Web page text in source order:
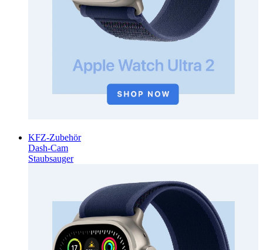
KFZ-Zubehör
Dash-Cam
Staubsauger